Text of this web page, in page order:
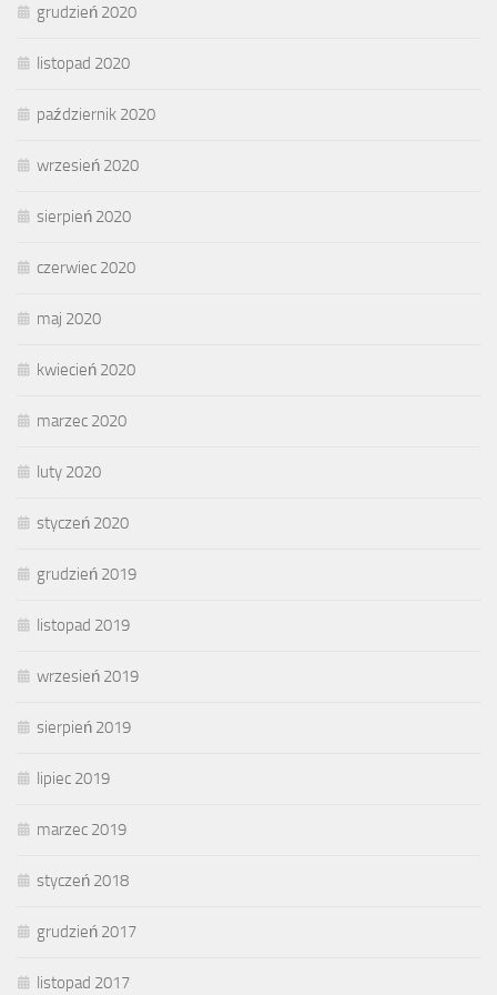
grudzień 2020
listopad 2020
październik 2020
wrzesień 2020
sierpień 2020
czerwiec 2020
maj 2020
kwiecień 2020
marzec 2020
luty 2020
styczeń 2020
grudzień 2019
listopad 2019
wrzesień 2019
sierpień 2019
lipiec 2019
marzec 2019
styczeń 2018
grudzień 2017
listopad 2017